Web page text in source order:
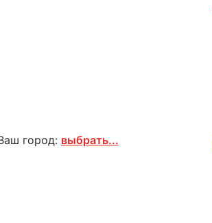
город: выбрать...